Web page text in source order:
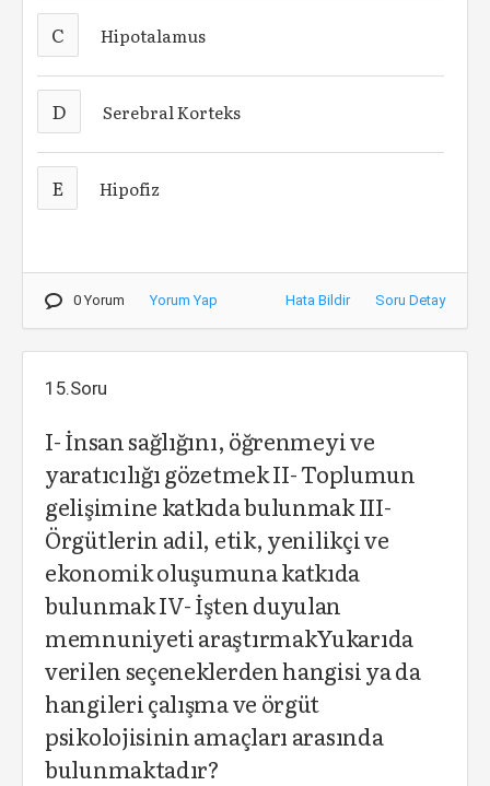
C Hipotalamus
D Serebral Korteks
E Hipofiz
0 Yorum Yorum Yap Hata Bildir Soru Detay
15.Soru
I- İnsan sağlığını, öğrenmeyi ve
yaratıcılığı gözetmek II- Toplumun
gelişimine katkıda bulunmak III-
Örgütlerin adil, etik, yenilikçi ve
ekonomik oluşumuna katkıda
bulunmak IV- İşten duyulan
memnuniyeti araştırmakYukarıda
verilen seçeneklerden hangisi ya da
hangileri çalışma ve örgüt
psikolojisinin amaçları arasında
bulunmaktadır?